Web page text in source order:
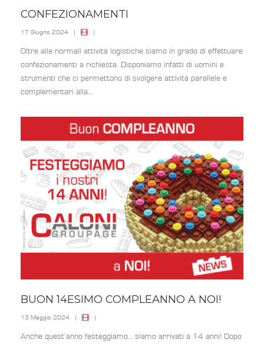
CONFEZIONAMENTI
17 Giugno 2024 | |
Oltre alle normali attività logistiche siamo in grado di effettuare
confezionamenti a richiesta. Disponiamo infatti di uomini e
strumenti che ci permettono di svolgere attività parallele e
complementari alla...
BUON 14ESIMO COMPLEANNO A NOI!
13 Maggio 2024 | |
Anche quest’anno festeggiamo… siamo arrivati a 14 anni! Dopo